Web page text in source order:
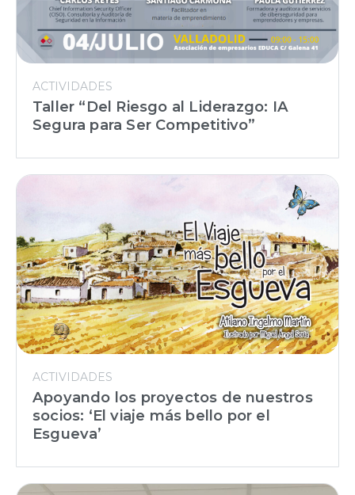
ACTIVIDADES
Taller “Del Riesgo al Liderazgo: IA
Segura para Ser Competitivo”
ACTIVIDADES
Apoyando los proyectos de nuestros
socios: ‘El viaje más bello por el
Esgueva’